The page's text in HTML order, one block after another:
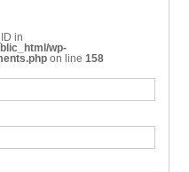
in
wp-
on line 158